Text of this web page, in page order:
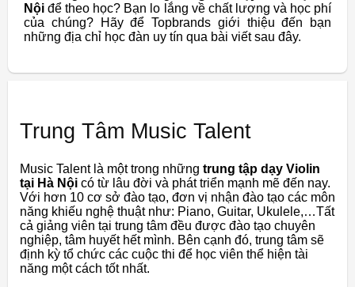
Nội để theo học? Bạn lo lắng về chất lượng và học phí
của chúng? Hãy để Topbrands giới thiệu đến bạn
những địa chỉ học đàn uy tín qua bài viết sau đây.
Trung Tâm Music Talent
Music Talent là một trong những trung tập dạy Violin
tại Hà Nội có từ lâu đời và phát triển mạnh mẽ đến nay.
Với hơn 10 cơ sở đào tạo, đơn vị nhận đào tạo các môn
năng khiếu nghệ thuật như: Piano, Guitar, Ukulele,…Tất
cả giảng viên tại trung tâm đều được đào tạo chuyên
nghiệp, tâm huyết hết mình. Bên cạnh đó, trung tâm sẽ
định kỳ tổ chức các cuộc thi để học viên thể hiện tài
năng một cách tốt nhất.